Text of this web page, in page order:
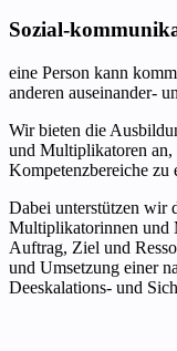
Sozial-
eine Person kann
anderen auseinander-
Wir bieten die
und Multiplikatoren an,
Kompetenzbereiche zu
Dabei unterstützen wir
Multiplikatorinnen und
Auftrag, Ziel und
und Umsetzung einer
Deeskalations- und